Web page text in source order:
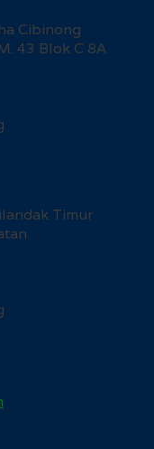
Cibinong
43 Blok C 8A
Timur